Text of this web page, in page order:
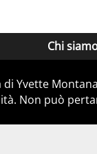
Chi
Yvette
Non può